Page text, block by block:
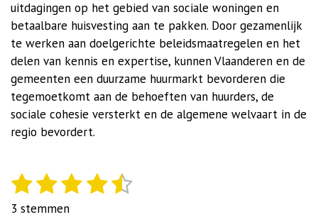
uitdagingen op het gebied van sociale woningen en
betaalbare huisvesting aan te pakken. Door gezamenlijk
te werken aan doelgerichte beleidsmaatregelen en het
delen van kennis en expertise, kunnen Vlaanderen en de
gemeenten een duurzame huurmarkt bevorderen die
tegemoetkomt aan de behoeften van huurders, de
sociale cohesie versterkt en de algemene welvaart in de
regio bevordert.
R
a
1
s
2
s
3
s
4 5
S
3 stemmen